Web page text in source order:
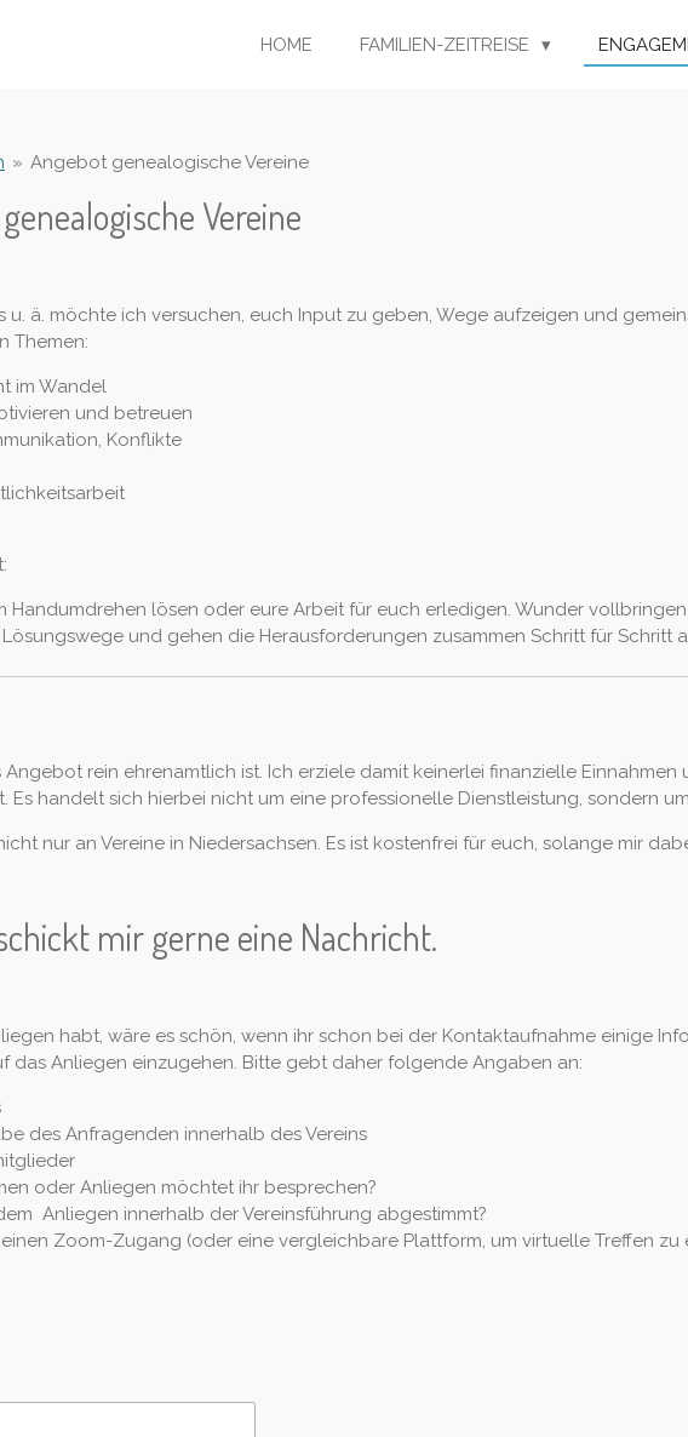
HOME FAMILIEN-ZEITREISE
» Angebot genealogische Vereine
Vereine
u. ä. möchte ich versuchen, euch Input zu geben, Wege aufzeigen und
Themen:
im Wandel
und betreuen
Konflikte
Handumdrehen lösen oder eure Arbeit für euch erledigen. Wunder
und gehen die Herausforderungen zusammen Schritt für Schritt
rein ehrenamtlich ist. Ich erziele damit keinerlei finanzielle
Es handelt sich hierbei nicht um eine professionelle Dienstleistung, sondern
nur an Vereine in Niedersachsen. Es ist kostenfrei für euch, solange mir
mir gerne eine Nachricht.
habt, wäre es schön, wenn ihr schon bei der Kontaktaufnahme einige
das Anliegen einzugehen. Bitte gebt daher folgende Angaben an:
des Anfragenden innerhalb des Vereins
oder Anliegen möchtet ihr besprechen?
Anliegen innerhalb der Vereinsführung abgestimmt?
Zoom-Zugang (oder eine vergleichbare Plattform, um virtuelle Treffen zu